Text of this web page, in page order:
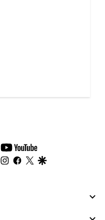
youtube-
footer
instagram
facebook
twitter